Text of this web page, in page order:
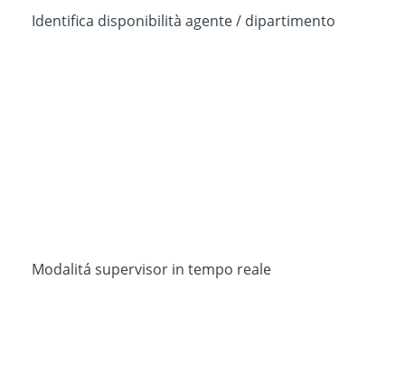
Identifica disponibilità agente / dipartimento
Modalitá supervisor in tempo reale